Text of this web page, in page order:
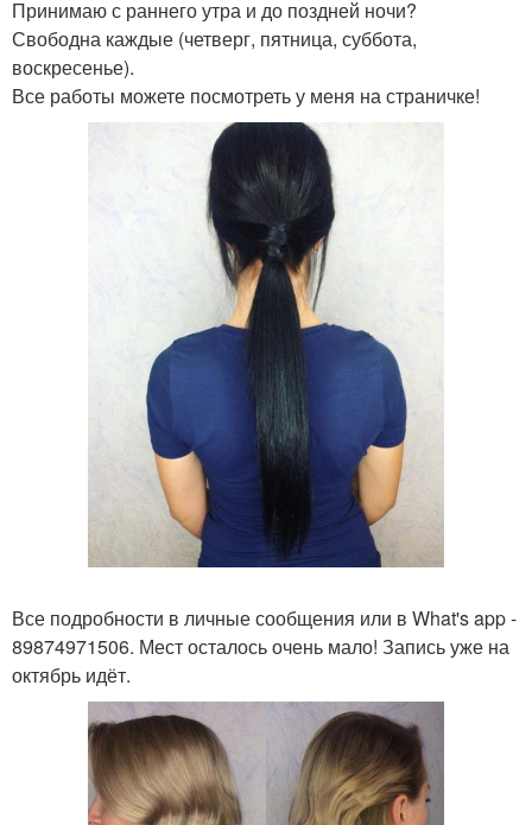
Принимаю с раннего утра и до поздней ночи?
Свободна каждые (четверг, пятница, суббота,
воскресенье).
Все работы можете посмотреть у меня на страничке!
Все подробности в личные сообщения или в What's app -
89874971506. Мест осталось очень мало! Запись уже на
октябрь идёт.